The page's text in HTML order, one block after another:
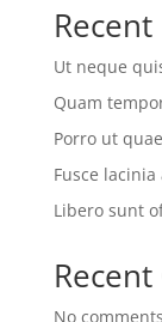
Ut neque
Quam
Porro ut
Fusce
Libero sunt
No